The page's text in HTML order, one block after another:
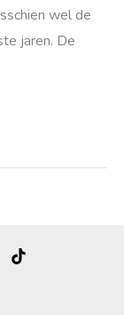
wel de
jaren. De